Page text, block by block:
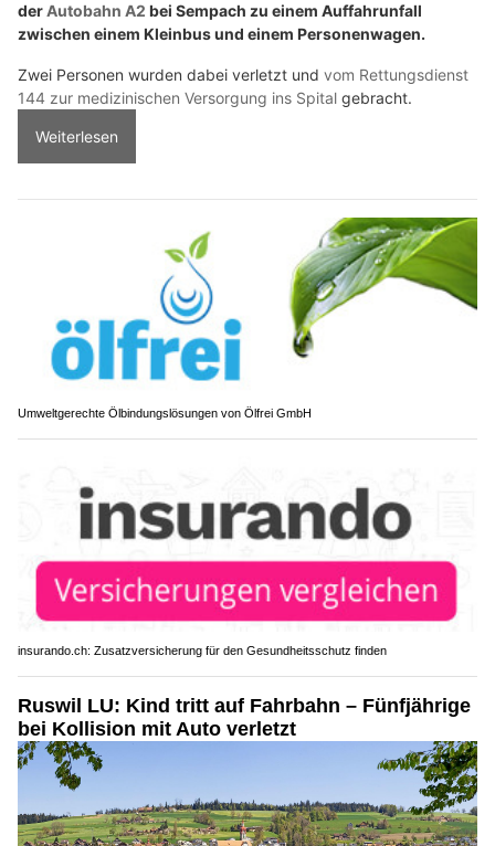
derAutobahn A2 bei Sempach zu einem Auffahrunfall
zwischen einem Kleinbus und einem Personenwagen.
Zwei Personen wurden dabei verletzt und vom Rettungsdienst
144 zur medizinischen Versorgung ins Spital gebracht.
Weiterlesen
Umweltgerechte Ölbindungslösungen von Ölfrei GmbH
insurando.ch: Zusatzversicherung für den Gesundheitsschutz finden
Ruswil LU: Kind tritt auf Fahrbahn – Fünfjährige
bei Kollision mit Auto verletzt